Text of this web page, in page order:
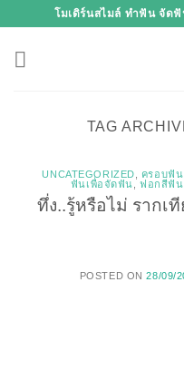
content
โมเดิร์นสไมล์ ทำฟัน จัดฟั
TAG
UNCATEGORIZED ครอบฟั
ฟันเพื่อจัดฟัน ,ฟอกสีฟัน
ทึ่ง..รู้หรือไม่ รากเ
POSTED ON28/09/